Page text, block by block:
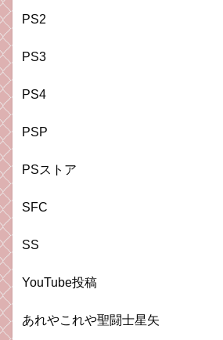
PS2
PS3
PS4
PSP
PSストア
SFC
SS
YouTube投稿
あれやこれや聖闘士星矢